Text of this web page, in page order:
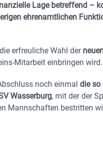
Lage betreffend –
ehrenamtlichen
erfreuliche Wahl der
Mitarbeit einbringen wird.
noch einmal die so
Wasserburg, mit der der
Mannschaften bestritten